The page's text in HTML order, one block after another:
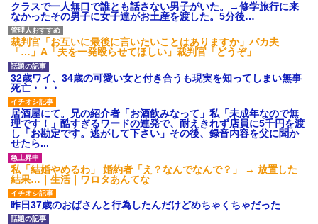
クラスで一人無口で誰とも話さない男子がいた。→修学旅行に来
なかったその男子に女子達がお土産を渡した。5分後…
裁判官「お互いに最後に言いたいことはありますか」バカ夫
「…」A「夫を一発殴らせてほしい」裁判官「どうぞ」
32歳ワイ、34歳の可愛い女と付き合うも現実を知ってしまい無事
死亡・・・
居酒屋にて。兄の紹介者「お酒飲みなって」私「未成年なので無
理です！」酷すぎるワードの連発で、耐えきれず店員に5千円を渡
し「お勘定です。逃がして下さい」その後、録音内容を父に聞か
せたら...
私「結婚やめるわ」 婚約者「え？なんでなんで？」 → 放置した
結果…｜生活｜ワロタあんてな
昨日37歳のおばさんと行為したんだけどめちゃくちゃだった